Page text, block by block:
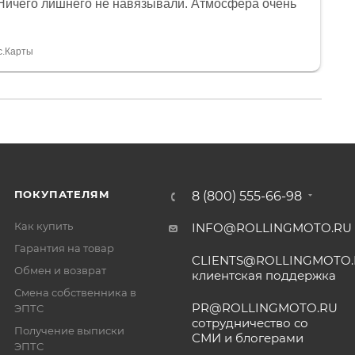
лишнего не навязывали. Атмосфера очень
Дмитрию, за клиентоориентированность и
ПОКУПАТЕЛЯМ
Как купить
Гарантия на товар
Обмен и возврат
Смена собственника в
ЭПТС
Получение выписки
ЭПТС
8 (800) 555-66-98
INFO@ROLLINGMOTO.RU
клиентская поддержка
PR@ROLLINGMOTO.RU
сотрудничество со
СМИ и блогерами